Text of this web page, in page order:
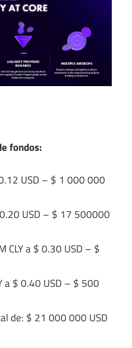
fondos:
USD – $ 1 000 000
USD – $ 17 500000
CLY a $ 0.30 USD – $
a $ 0.40 USD – $ 500
de: $ 21 000 000 USD